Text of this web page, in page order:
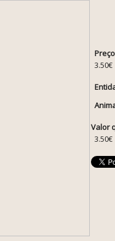
3.50€
Valor
3.50€